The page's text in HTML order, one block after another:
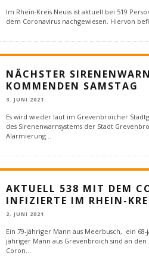
Im Rhein-Kreis Neuss ist aktuell bei 519
dem Coronavirus nachgewiesen. Hiervon
NÄCHSTER
KOMMENDEN SAMSTAG
3. JUNI 2021
Es wird wieder laut im Grevenbroicher
des Sirenenwarnsystems der Stadt
Alarmierung
AKTUELL 538 MIT DEM
INFIZIERTE IM RHEIN-
2. JUNI 2021
Ein 79-jähriger Mann aus Meerbusch, ein
jähriger Mann aus Grevenbroich sind an
Coron...